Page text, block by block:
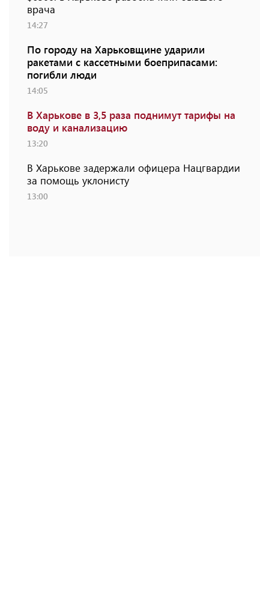
врача
14:27
По городу на Харьковщине ударили
ракетами с кассетными боеприпасами:
погибли люди
14:05
В Харькове в 3,5 раза поднимут тарифы на
воду и канализацию
13:20
В Харькове задержали офицера Нацгвардии
за помощь уклонисту
13:00